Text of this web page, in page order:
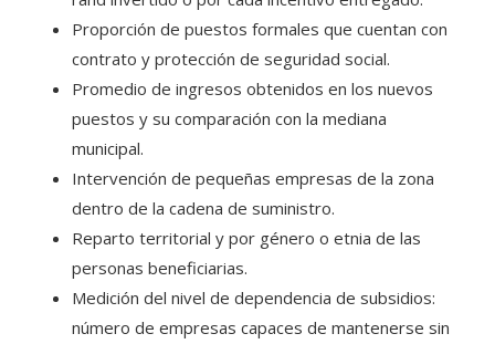
Proporción de puestos formales que cuentan con
contrato y protección de seguridad social.
Promedio de ingresos obtenidos en los nuevos
puestos y su comparación con la mediana
municipal.
Intervención de pequeñas empresas de la zona
dentro de la cadena de suministro.
Reparto territorial y por género o etnia de las
personas beneficiarias.
Medición del nivel de dependencia de subsidios:
número de empresas capaces de mantenerse sin